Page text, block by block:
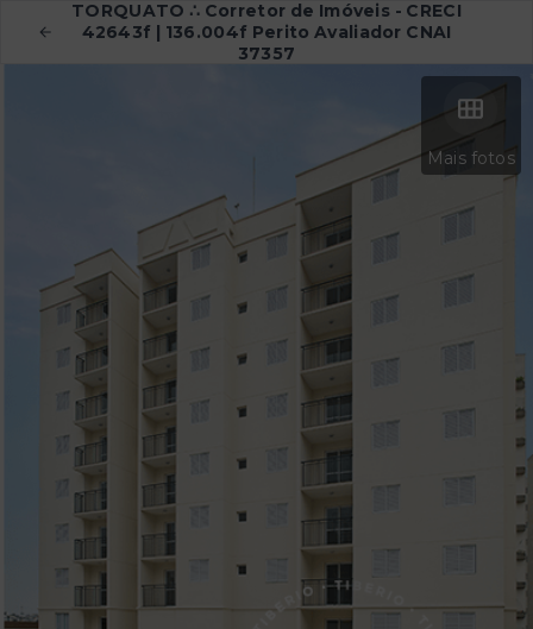
TORQUATO ∴ Corretor de Imóveis - CRECI
42643f | 136.004f Perito Avaliador CNAI
37357
Mais fotos